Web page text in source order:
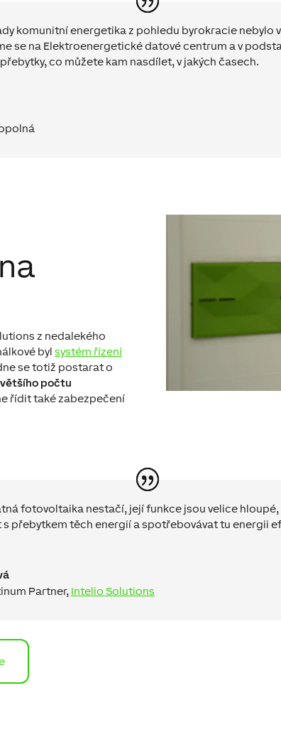
komunitní energetika z pohledu byrokracie nebylo
se na Elektroenergetické datové centrum a v
co můžete kam nasdílet, v jakých časech.
z nedalekého
byl systém řízení
se totiž postarat o
počtu
řídit také zabezpečení
fotovoltaika nestačí, její funkce jsou velice hloupé
přebytkem těch energií a spotřebovávat tu energii
Partner, Intelio Solutions